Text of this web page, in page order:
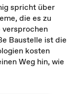
spricht über
die es zu
versprochen
Baustelle ist die
kosten
Weg hin, wie